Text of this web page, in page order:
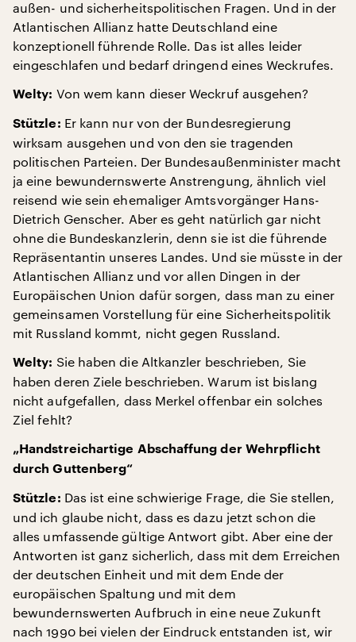
außen- und sicherheitspolitischen Fragen. Und in der
Atlantischen Allianz hatte Deutschland eine
konzeptionell führende Rolle. Das ist alles leider
eingeschlafen und bedarf dringend eines Weckrufes.
Welty: Von wem kann dieser Weckruf ausgehen?
Stützle: Er kann nur von der Bundesregierung
wirksam ausgehen und von den sie tragenden
politischen Parteien. Der Bundesaußenminister macht
ja eine bewundernswerte Anstrengung, ähnlich viel
reisend wie sein ehemaliger Amtsvorgänger Hans-
Dietrich Genscher. Aber es geht natürlich gar nicht
ohne die Bundeskanzlerin, denn sie ist die führende
Repräsentantin unseres Landes. Und sie müsste in der
Atlantischen Allianz und vor allen Dingen in der
Europäischen Union dafür sorgen, dass man zu einer
gemeinsamen Vorstellung für eine Sicherheitspolitik
mit Russland kommt, nicht gegen Russland.
Welty: Sie haben die Altkanzler beschrieben, Sie
haben deren Ziele beschrieben. Warum ist bislang
nicht aufgefallen, dass Merkel offenbar ein solches
Ziel fehlt?
„Handstreichartige Abschaffung der Wehrpflicht
durch Guttenberg“
Stützle: Das ist eine schwierige Frage, die Sie stellen,
und ich glaube nicht, dass es dazu jetzt schon die
alles umfassende gültige Antwort gibt. Aber eine der
Antworten ist ganz sicherlich, dass mit dem Erreichen
der deutschen Einheit und mit dem Ende der
europäischen Spaltung und mit dem
bewundernswerten Aufbruch in eine neue Zukunft
nach 1990 bei vielen der Eindruck entstanden ist, wir